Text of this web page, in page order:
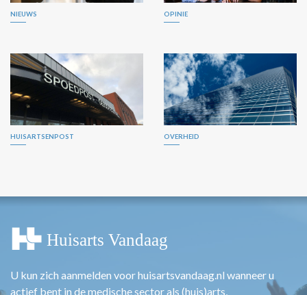
NIEUWS OPINIE
HUISARTSENPOST OVERHEID
U kun zich aanmelden voor huisartsvandaag.nl wanneer u
actief bent in de medische sector als (huis)arts,